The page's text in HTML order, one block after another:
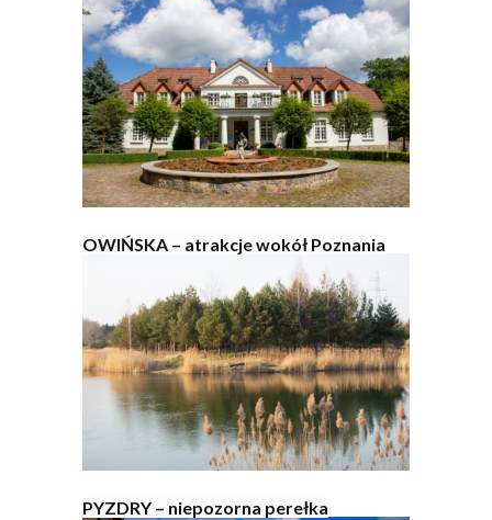
OWIŃSKA – atrakcje wokół Poznania
PYZDRY – niepozorna perełka